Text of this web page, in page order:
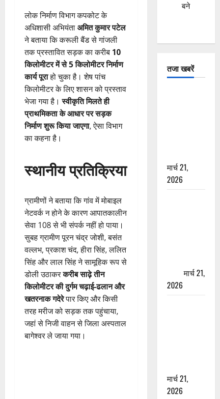
लोक निर्माण विभाग कपकोट के
अधिशासी अभियंताअमित कुमार पटेल
ने बताया कि करूली बैंड से गांजली
तक प्रस्तावित सड़क का करीब 10
किलोमीटर में से 5 किलोमीटर निर्माण
कार्य पूराहो चुका है। शेष पांच
किलोमीटर के लिए शासन को प्रस्ताव
भेजा गया है।स्वीकृति मिलते ही
प्राथमिकता के आधार पर सड़क
निर्माण शुरू किया जाएगा, ऐसा विभाग
का कहना है।
स्थानीय प्रतिक्रिया
ग्रामीणों ने बताया कि गांव में मोबाइल
नेटवर्क न होने के कारण आपातकालीन
सेवा 108 से भी संपर्क नहीं हो पाया।
सुबह ग्रामीण पूरन चंद्र जोशी, बसंत
वल्लभ, प्रकाश चंद, हीरा सिंह, ललित
सिंह और लाल सिंह ने सामूहिक रूप से
डोली उठाकरकरीब साढ़े तीन
किलोमीटर की दुर्गम चढ़ाई-ढलान और
खतरनाक गदेरेपार किए और किसी
तरह मरीज को सड़क तक पहुंचाया,
जहां से निजी वाहन से जिला अस्पताल
बागेश्वर ले जाया गया।
बने
तजा खबरें
मार्च 21,
2026
मार्च 21,
2026
मार्च 21,
2026